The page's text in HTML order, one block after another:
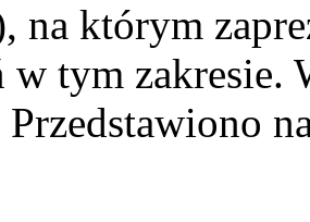
na którym
w tym zakresie.
Przedstawiono